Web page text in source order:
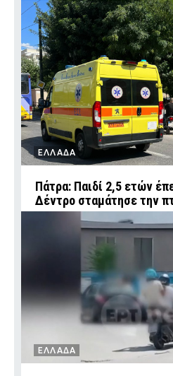
ΕΛΛΑΔΑ
Πάτρα: Παιδί 2,5 ετών
Δέντρο σταμάτησε την
ΕΛΛΑΔΑ